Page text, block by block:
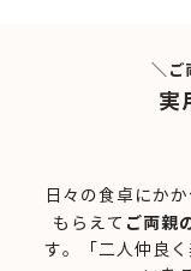
＼ご
実
日々の食卓にか
もらえて ご両親
す。
「二人仲良